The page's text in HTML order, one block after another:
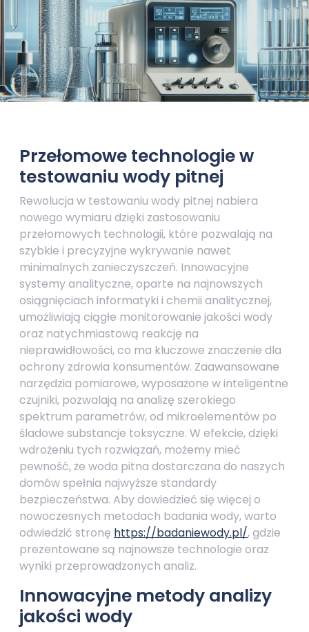
Przełomowe technologie w
testowaniu wody pitnej
Rewolucja w testowaniu wody pitnej nabiera
nowego wymiaru dzięki zastosowaniu
przełomowych technologii, które pozwalają na
szybkie i precyzyjne wykrywanie nawet
minimalnych zanieczyszczeń. Innowacyjne
systemy analityczne, oparte na najnowszych
osiągnięciach informatyki i chemii analitycznej,
umożliwiają ciągłe monitorowanie jakości wody
oraz natychmiastową reakcję na
nieprawidłowości, co ma kluczowe znaczenie dla
ochrony zdrowia konsumentów. Zaawansowane
narzędzia pomiarowe, wyposażone w inteligentne
czujniki, pozwalają na analizę szerokiego
spektrum parametrów, od mikroelementów po
śladowe substancje toksyczne. W efekcie, dzięki
wdrożeniu tych rozwiązań, możemy mieć
pewność, że woda pitna dostarczana do naszych
domów spełnia najwyższe standardy
bezpieczeństwa. Aby dowiedzieć się więcej o
nowoczesnych metodach badania wody, warto
odwiedzić stronę https://badaniewody.pl/, gdzie
prezentowane są najnowsze technologie oraz
wyniki przeprowadzonych analiz.
Innowacyjne metody analizy
jakości wody